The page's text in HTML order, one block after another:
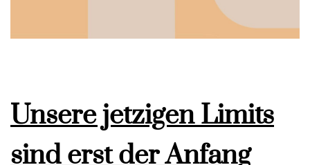
Unsere jetzigen Limits
sind erst der Anfang